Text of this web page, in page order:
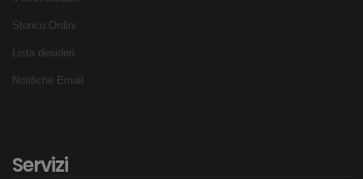
Storico Ordini
Lista desideri
Notifiche Email
Servizi